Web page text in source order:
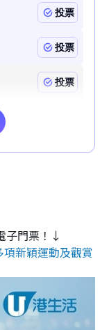
子門票！↓
新穎運動及觀賞